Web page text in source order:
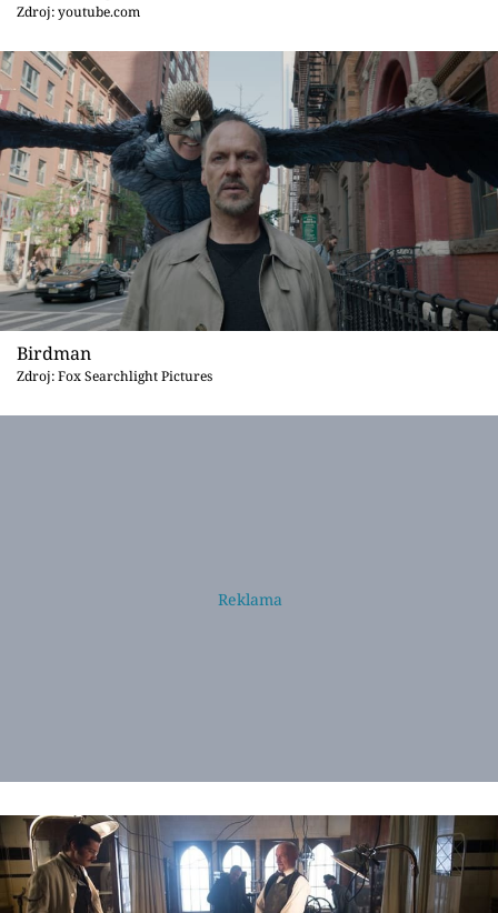
Videa
Sledujte prima+
Přihlášení
Sledujte nás
Zdroj: youtube.com
Birdman
Zdroj: Fox Searchlight Pictures